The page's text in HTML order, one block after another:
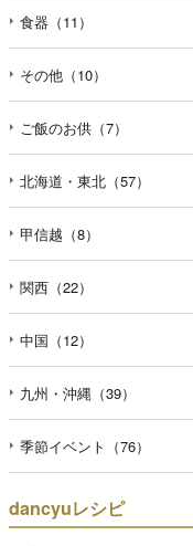
食器（11）
その他（10）
ご飯のお供（7）
北海道・東北（57）
甲信越（8）
関西（22）
中国（12）
九州・沖縄（39）
季節イベント（76）
dancyuレシピ